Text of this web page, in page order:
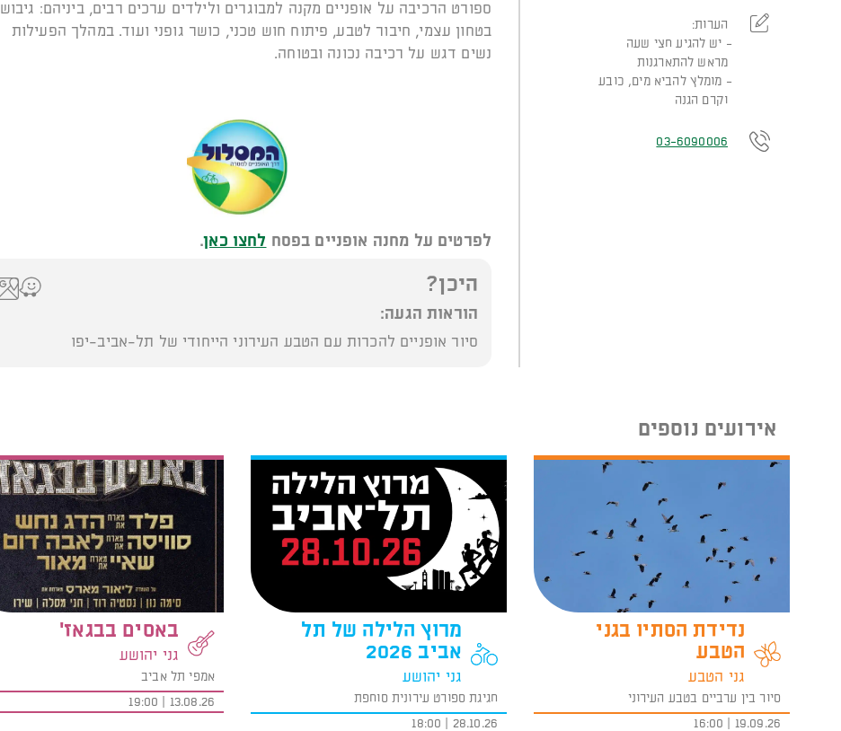
הערות:
יש להגיע חצי שעה
מראש להתארגנות
מומלץ להביא מים, כובע
וקרם הגנה
03-6090006
ספורט הרכיבה על אופניים מקנה למבוגרים ולילדים ערכים רבים, ביניהם: גיבוש
בטחון עצמי, חיבור לטבע, פיתוח חוש טכני, כושר גופני ועוד. במהלך הפעילות
נשים דגש על רכיבה נכונה ובטוחה.
לפרטים על מחנה אופניים בפסח לחצו כאן.
היכן?
הוראות הגעה:
סיור אופניים להכרות עם הטבע העירוני הייחודי של תל-אביב-יפו
אירועים נוספים
נדידת הסתיו בגני
הטבע
גני הטבע
סיור בין ערביים בטבע העירוני
19.09.26 | 16:00
מרוץ הלילה של תל
אביב 2026
גני יהושע
חגיגת ספורט עירונית סוחפת
28.10.26 | 18:00
באסים בבגאז'
גני יהושע
אמפי תל אביב
13.08.26 | 19:00